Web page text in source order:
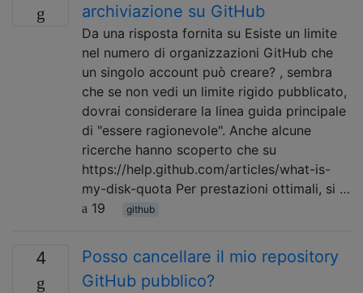
archiviazione su GitHub
Da una risposta fornita su Esiste un limite
nel numero di organizzazioni GitHub che
un singolo account può creare? , sembra
che se non vedi un limite rigido pubblicato,
dovrai considerare la linea guida principale
di "essere ragionevole". Anche alcune
ricerche hanno scoperto che su
https://help.github.com/articles/what-is-
my-disk-quota Per prestazioni ottimali, si …
19
github
4
Posso cancellare il mio repository
GitHub pubblico?